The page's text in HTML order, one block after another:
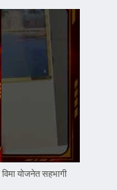
विमा योजनेत सहभागी